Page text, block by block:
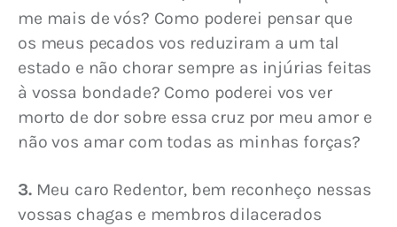
me mais de vós? Como poderei pensar que
os meus pecados vos reduziram a um tal
estado e não chorar sempre as injúrias feitas
à vossa bondade? Como poderei vos ver
morto de dor sobre essa cruz por meu amor e
não vos amar com todas as minhas forças?
3. Meu caro Redentor, bem reconheço nessas
vossas chagas e membros dilacerados